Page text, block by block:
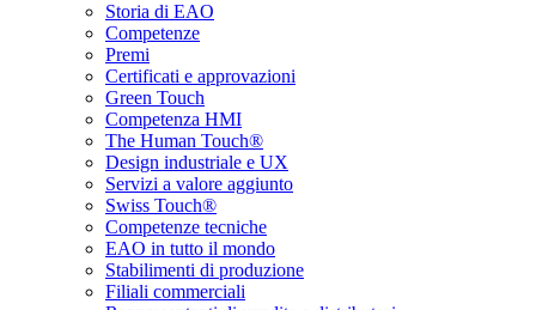
Storia di EAO
Competenze
Premi
Certificati e approvazioni
Green Touch
Competenza HMI
The Human Touch®
Design industriale e UX
Servizi a valore aggiunto
Swiss Touch®
Competenze tecniche
EAO in tutto il mondo
Stabilimenti di produzione
Filiali commerciali